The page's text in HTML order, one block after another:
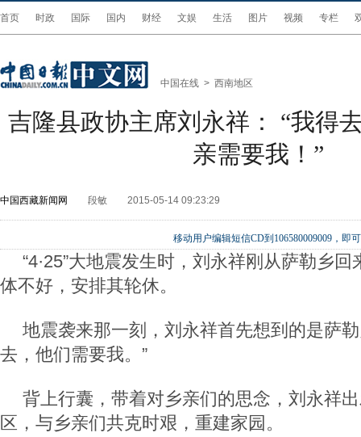
首页 时政 国际 国内 财经 文娱 生活 图片 视频 专栏
中国在线 > 西南地区
吉隆县政协主席刘永祥： “我得
亲需要我！”
中国西藏新闻网 段敏 2015-05-14 09:23:29
移动用户编辑短信CD到106580009009，即
“4·25”大地震发生时，刘永祥刚从萨勒乡
体不好，安排其轮休。
地震袭来那一刻，刘永祥首先想到的是萨
去，他们需要我。”
背上行囊，带着对乡亲们的思念，刘永祥
区，与乡亲们共克时艰，重建家园。